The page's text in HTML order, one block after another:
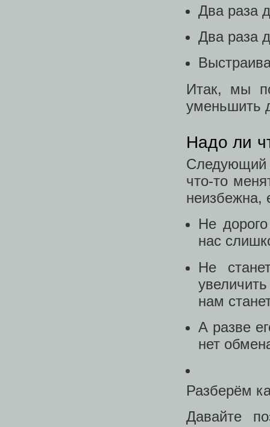
Два раза
Два раза
Итак, мы
уменьшить
Надо ли
Следующий
что-то
неизбежна,
Не
нас
Не
нам
А разве
нет
Разберём
Давайте